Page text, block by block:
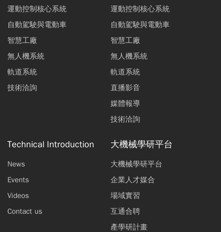
運動控制核心系統
自動駕駛與電動車
智慧工廠
無人機系統
軌道系統
技術洽詢
運動控制核心系統
自動駕駛與電動車
智慧工廠
無人機系統
軌道系統
直播影音
媒體報導
技術洽詢
Technical Introduction
News
Events
Videos
Contact us
大機械學研平台
大機械學研平台
企業人才媒合
場域實習
互通合聘
產學研計畫